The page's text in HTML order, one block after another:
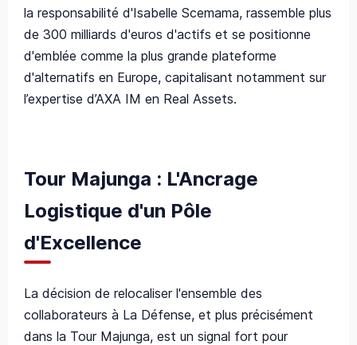
la responsabilité d'Isabelle Scemama, rassemble plus
de 300 milliards d'euros d'actifs et se positionne
d'emblée comme la plus grande plateforme
d'alternatifs en Europe, capitalisant notamment sur
l’expertise d’AXA IM en Real Assets.
Tour Majunga : L'Ancrage
Logistique d'un Pôle
d'Excellence
La décision de relocaliser l'ensemble des
collaborateurs à La Défense, et plus précisément
dans la Tour Majunga, est un signal fort pour